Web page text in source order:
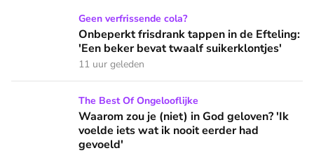
Onbeperkt frisdrank tappen in de Efteling: 'Een beker
Geen verfrissende cola?
Onbeperkt frisdrank tappen in de Efteling:
'Een beker bevat twaalf suikerklontjes'
11 uur geleden
Waarom zou je (niet) in God geloven? 'Ik voelde iets wat
The Best Of Ongelooflijke
Waarom zou je (niet) in God geloven? 'Ik
voelde iets wat ik nooit eerder had
gevoeld'